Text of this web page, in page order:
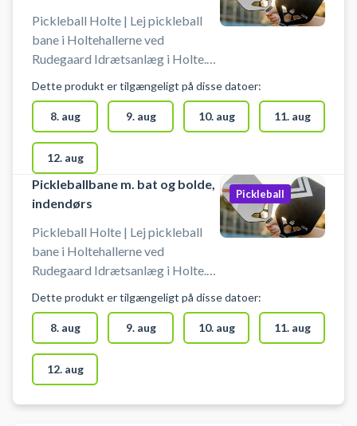
Pickleball Holte | Lej pickleball
bane i Holtehallerne ved
Rudegaard Idrætsanlæg i Holte.
indendørs pickleball baner i
Holtehallerne og spil pickleball i
Holte.
Dette produkt er tilgængeligt på disse datoer:
8. aug 9. aug 10. aug 11. aug
12. aug
Pickleballbane m. bat og bolde,
indendørs
Pickleball Holte | Lej pickleball
bane i Holtehallerne ved
Rudegaard Idrætsanlæg i Holte.
indendørs pickleball baner i
Holtehallerne og spil pickleball i
Holte. Pickleball bane er med
bolde og bat til 4 pickleball
spillere.
Pickleball
Dette produkt er tilgængeligt på disse datoer:
8. aug 9. aug 10. aug 11. aug
12. aug